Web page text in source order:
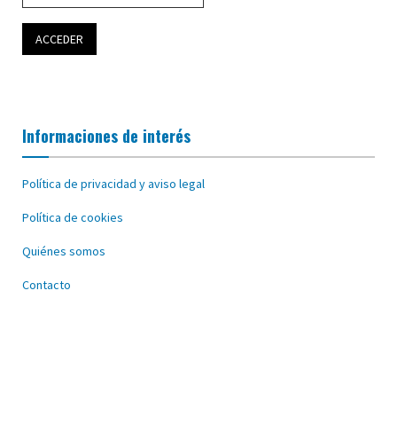
Informaciones de interés
Política de privacidad y aviso legal
Política de cookies
Quiénes somos
Contacto